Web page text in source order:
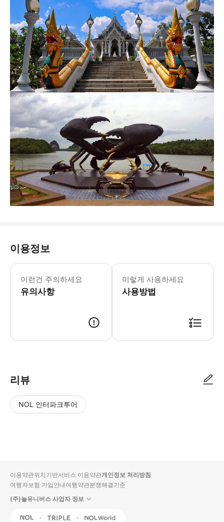
이용정보
이런건 주의하세요
유의사항
본 액티비티에는 강화된 건강 & 위생
- 전문가 팁: * 사원 입장 시 복장 규
이렇게 사용하세요
사용방법
리뷰
NOL 인터파크투어
입니
다.
순
상
이용약관위치기반서비스 이용약관개인정보 처리방침
여행자보험 가입안내여행약관분쟁해결기준
(주)놀유니버스 사업자 정보
NOL Triple Interpark Global